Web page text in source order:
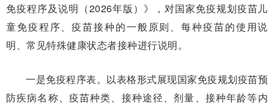
免疫程序及说明（2026年版）》，对国家免疫规划疫苗儿
童免疫程序、疫苗接种的一般原则、每种疫苗的使用说
明、常见特殊健康状态者接种进行说明。
一是免疫程序表。以表格形式展现国家免疫规划疫苗预
防疾病名称、疫苗种类、接种途径、剂量、接种年龄等内